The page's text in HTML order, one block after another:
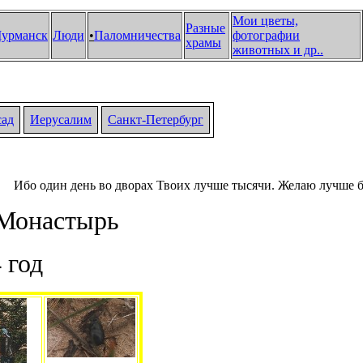
Люди •Паломничества
Разные
храмы
Мои цветы,
фотографии
животных и др..
Иерусалим Санкт-Петербург
один день во дворах Твоих лучше тысячи. Желаю лучше